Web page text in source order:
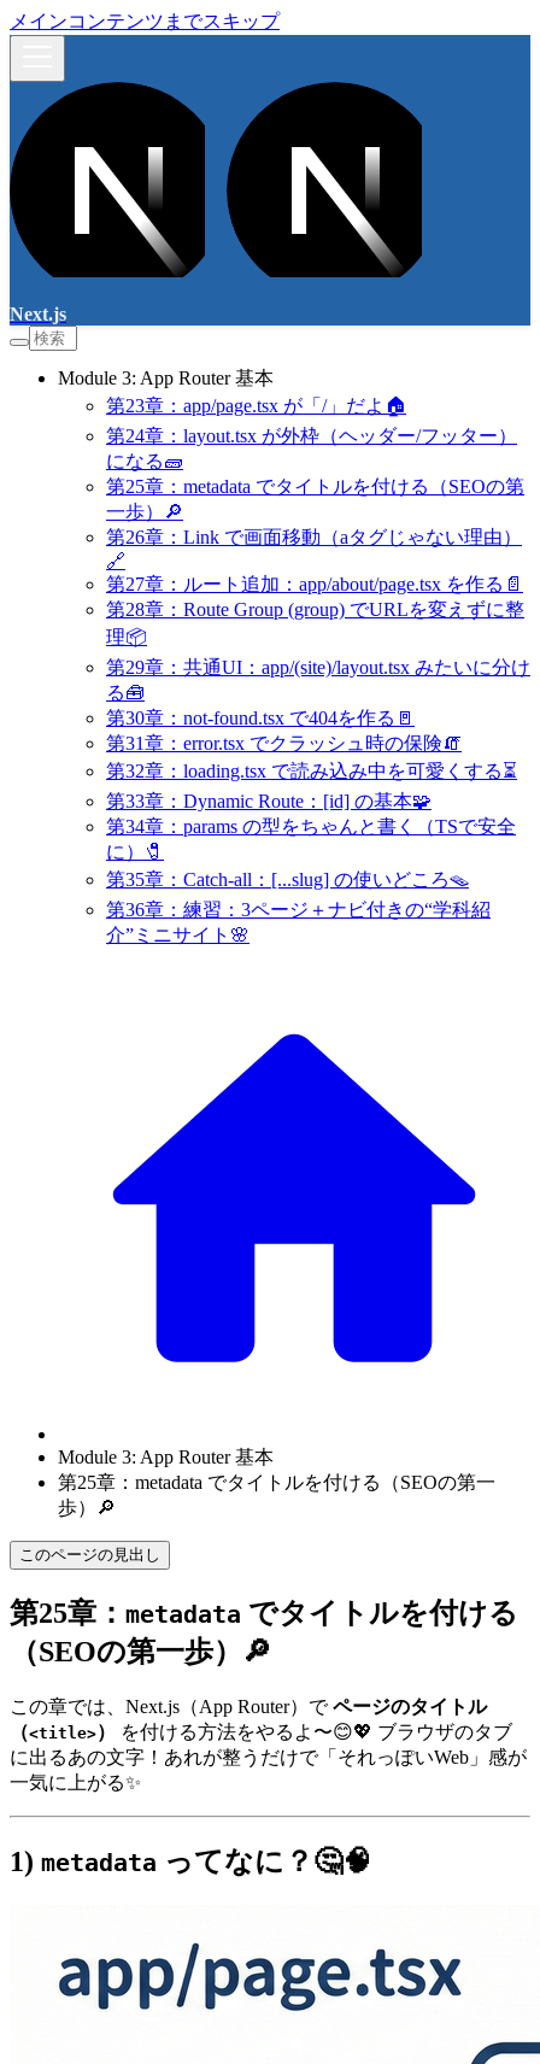
メインコンテンツまでスキップ
Next.js
Module 3: App Router 基本
第23章：app/page.tsx が「/」だよ🏠
第24章：layout.tsx が外枠（ヘッダー/フッター）
になる🧱
第25章：metadata でタイトルを付ける（SEOの第
一歩）🔎
第26章：Link で画面移動（aタグじゃない理由）
🔗
第27章：ルート追加：app/about/page.tsx を作る📄
第28章：Route Group (group) でURLを変えずに整
理📦
第29章：共通UI：app/(site)/layout.tsx みたいに分け
る🧰
第30章：not-found.tsx で404を作る🚪
第31章：error.tsx でクラッシュ時の保険🧯
第32章：loading.tsx で読み込み中を可愛くする⏳
第33章：Dynamic Route：[id] の基本🧩
第34章：params の型をちゃんと書く（TSで安全
に）🧷
第35章：Catch-all：[...slug] の使いどころ🪤
第36章：練習：3ページ＋ナビ付きの“学科紹
介”ミニサイト🌸
Module 3: App Router 基本
第25章：metadata でタイトルを付ける（SEOの第一
歩）🔎
このページの見出し
第25章： metadata でタイトルを付ける
（SEOの第一歩）🔎
この章では、Next.js（App Router）でページのタイトル
（<title>）
を付ける方法をやるよ〜😊💖 ブラウザのタブ
に出るあの文字！あれが整うだけで「それっぽいWeb」感が
一気に上がる✨
1) metadata ってなに？🤔🧠